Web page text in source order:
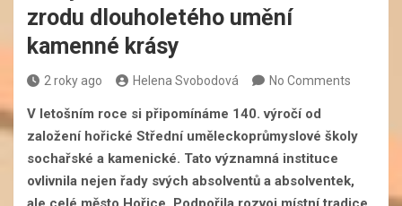
zrodu dlouholetého umění
kamenné krásy
2 roky ago Helena Svobodová No Comments
V letošním roce si připomínáme 140. výročí od
založení hořické Střední uměleckoprůmyslové školy
sochařské a kamenické. Tato významná instituce
ovlivnila nejen řady svých absolventů a absolventek,